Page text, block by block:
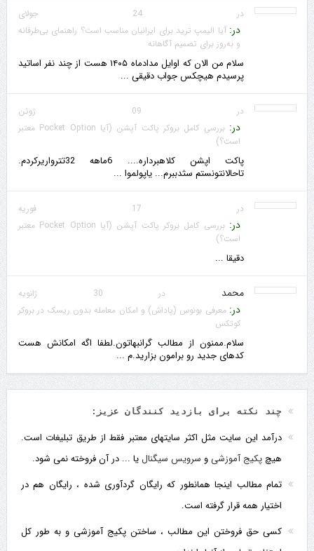
در 24 جولای
در:آیا الیمپ ترید برای ایرانیان مناسب است؟ راهنمای بی‌طرفانه
و به‌روز برای تصمیم آگاهانه
سلام من الان که اوایل مدادماه ۱۴۰۵ هست از چند نفر اساتید
پرسیدم هیچکس جواب دقیقی ...
در 09 ژوئن
در:
بررسی کامل بروکر پاکت آپشن (آیا Pocket Option معتبر
است؟)
پاکت اپشن کلاهبرداره.... 6ماهه 32تترواریرکردم.
تاحالانتونستم سثدببرم... یاپولموا ...
در 17 فوریه
در:
بررسی کامل بروکر پاکت آپشن (آیا Pocket Option معتبر
است؟)
دقیقا ...
محمد در 30 ژانویه
در:معرفی بونوس (پاداش) و امکان معامله بدون ریسک در بروکر
کوتکس
سلام.ممنون از مطالب گرانبهاتون.لطفا اگه امکانش هست
کدهای جدید رو برامون بزارید.م ...
چند نکته برای بازدید کنندگان عزیز:
درآمد این سایت مثل اکثر سایتهای معتبر فقط از طریق تبلیغات است.
هیچ پکیج آموزشیو سرویس سیگنال یا ... در آن فروخته نمی شود.
تمام مطالب اینجا همانطور که رایگان گردآوری شده ، رایگان هم در
اختیار همه قرار گرفته است.
کسی حق فروختن این مطالب ، ساختن پکیج آموزشی و به طور کل